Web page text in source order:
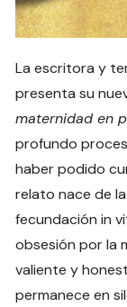
La escritora y
presenta su
maternidad en
profundo
haber podido
relato nace de
fecundación in
obsesión por la
valiente y
permanece en